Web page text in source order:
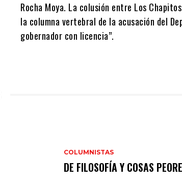
Rocha Moya. La colusión entre Los
la columna vertebral de la acusación del
gobernador con licencia”.
COLUMNISTAS
DE FILOSOFÍA Y COSAS